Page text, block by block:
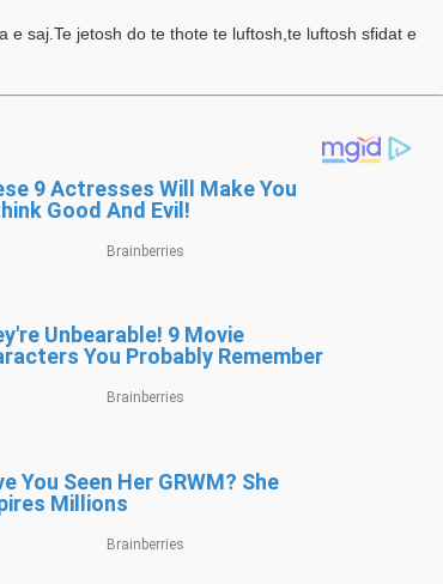
saj.Te jetosh do te thote te luftosh,te luftosh sfidat e